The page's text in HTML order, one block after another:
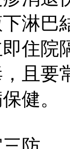
淋巴
住院
且要
健。